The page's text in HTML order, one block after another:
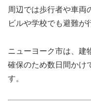
周辺では歩行者や車両
ビルや学校でも避難が
ニューヨーク市は、建
確保のため数日間かけ
す。